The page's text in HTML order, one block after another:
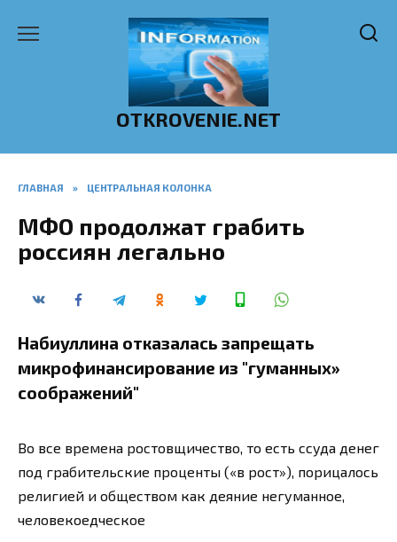
OTKROVENIE.NET
ГЛАВНАЯ » ЦЕНТРАЛЬНАЯ КОЛОНКА
МФО продолжат грабить
россиян легально
Набиуллина отказалась запрещать
микрофинансирование из "гуманных»
соображений"
Во все времена ростовщичество, то есть ссуда денег
под грабительские проценты («в рост»), порицалось
религией и обществом как деяние негуманное,
человекоедческое